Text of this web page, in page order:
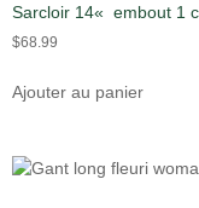
Sarcloir 14« embout 1
$68.99
Ajouter au panier